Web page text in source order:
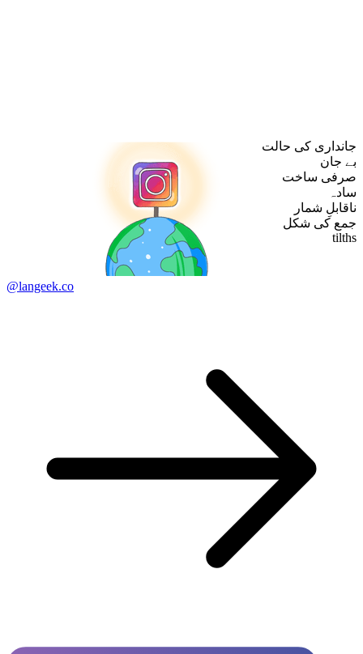
جانداری کی حالت
بے جان
صرفی ساخت
سادہ
ناقابلِ شمار
جمع کی شکل
tilths
@langeek.co